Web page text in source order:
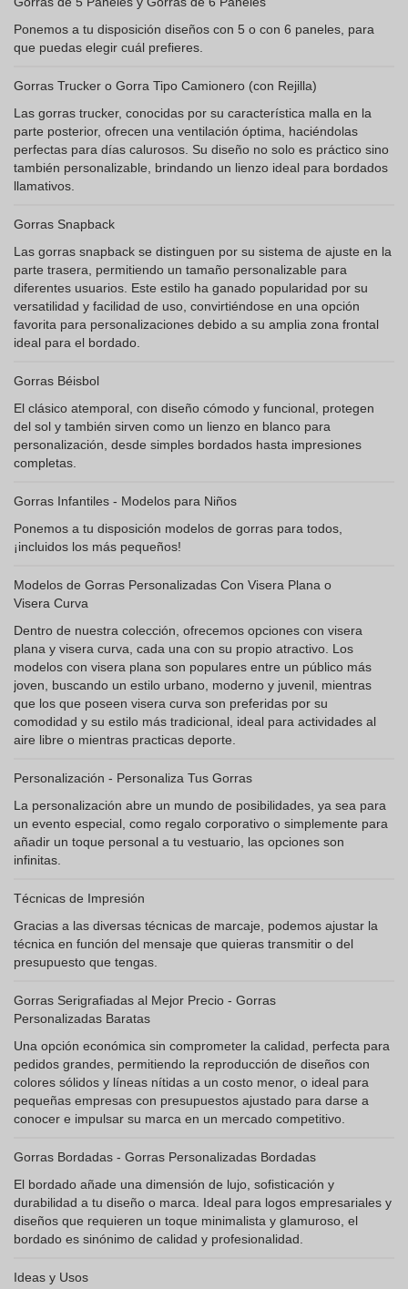
Ponemos a tu disposición diseños con 5 o con 6 paneles, para
que puedas elegir cuál prefieres.
Gorras Trucker o Gorra Tipo Camionero (con Rejilla)
Las gorras trucker, conocidas por su característica malla en la
parte posterior, ofrecen una ventilación óptima, haciéndolas
perfectas para días calurosos. Su diseño no solo es práctico sino
también personalizable, brindando un lienzo ideal para bordados
llamativos.
Gorras Snapback
Las gorras snapback se distinguen por su sistema de ajuste en la
parte trasera, permitiendo un tamaño personalizable para
diferentes usuarios. Este estilo ha ganado popularidad por su
versatilidad y facilidad de uso, convirtiéndose en una opción
favorita para personalizaciones debido a su amplia zona frontal
ideal para el bordado.
Gorras Béisbol
El clásico atemporal, con diseño cómodo y funcional, protegen
del sol y también sirven como un lienzo en blanco para
personalización, desde simples bordados hasta impresiones
completas.
Gorras Infantiles - Modelos para Niños
Ponemos a tu disposición modelos de gorras para todos,
¡incluidos los más pequeños!
Modelos de Gorras Personalizadas Con Visera Plana o
Visera Curva
Dentro de nuestra colección, ofrecemos opciones con visera
plana y visera curva, cada una con su propio atractivo. Los
modelos con visera plana son populares entre un público más
joven, buscando un estilo urbano, moderno y juvenil, mientras
que los que poseen visera curva son preferidas por su
comodidad y su estilo más tradicional, ideal para actividades al
aire libre o mientras practicas deporte.
Personalización - Personaliza Tus Gorras
La personalización abre un mundo de posibilidades, ya sea para
un evento especial, como regalo corporativo o simplemente para
añadir un toque personal a tu vestuario, las opciones son
infinitas.
Técnicas de Impresión
Gracias a las diversas técnicas de marcaje, podemos ajustar la
técnica en función del mensaje que quieras transmitir o del
presupuesto que tengas.
Gorras Serigrafiadas al Mejor Precio - Gorras
Personalizadas Baratas
Una opción económica sin comprometer la calidad, perfecta para
pedidos grandes, permitiendo la reproducción de diseños con
colores sólidos y líneas nítidas a un costo menor, o ideal para
pequeñas empresas con presupuestos ajustado para darse a
conocer e impulsar su marca en un mercado competitivo.
Gorras Bordadas - Gorras Personalizadas Bordadas
El bordado añade una dimensión de lujo, sofisticación y
durabilidad a tu diseño o marca. Ideal para logos empresariales y
diseños que requieren un toque minimalista y glamuroso, el
bordado es sinónimo de calidad y profesionalidad.
Ideas y Usos